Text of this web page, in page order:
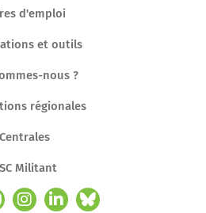
d'emploi
et outils
nous ?
régionales
Centrales
Militant